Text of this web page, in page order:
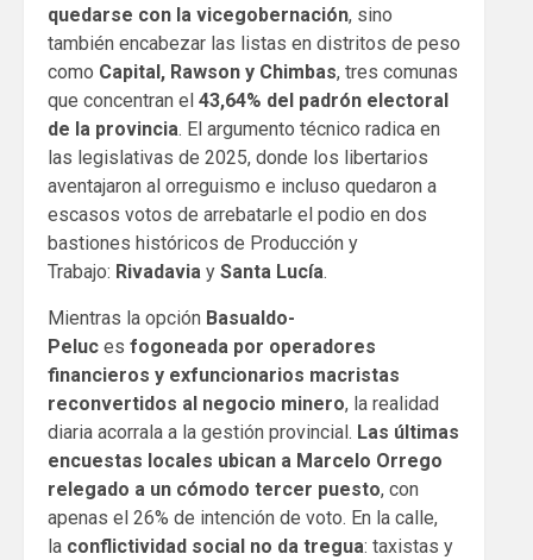
quedarse con la vicegobernación, sino
también encabezar las listas en distritos de peso
como Capital, Rawson y Chimbas, tres comunas
que concentran el 43,64% del padrón electoral
de la provincia. El argumento técnico radica en
las legislativas de 2025, donde los libertarios
aventajaron al orreguismo e incluso quedaron a
escasos votos de arrebatarle el podio en dos
bastiones históricos de Producción y
Trabajo: Rivadavia y Santa Lucía.
Mientras la opción Basualdo-
Peluc es fogoneada por operadores
financieros y exfuncionarios macristas
reconvertidos al negocio minero, la realidad
diaria acorrala a la gestión provincial. Las últimas
encuestas locales ubican a Marcelo Orrego
relegado a un cómodo tercer puesto, con
apenas el 26% de intención de voto. En la calle,
la conflictividad social no da tregua: taxistas y